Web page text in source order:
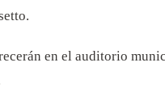
en el auditorio